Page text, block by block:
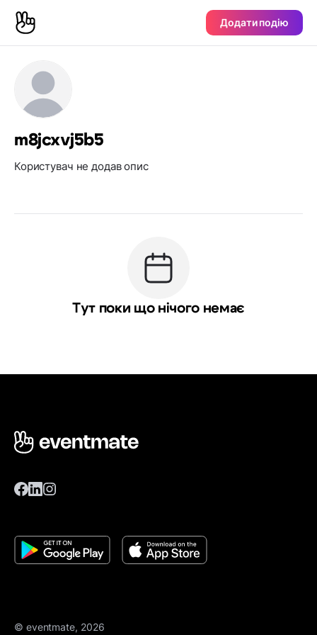
Додати подію
m8jcxvj5b5
Користувач не додав опис
Тут поки що нічого немає
© eventmate, 2026